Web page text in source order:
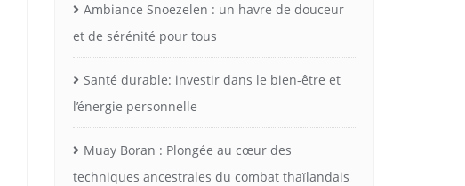
Ambiance Snoezelen : un havre de douceur
et de sérénité pour tous
Santé durable: investir dans le bien-être et
l’énergie personnelle
Muay Boran : Plongée au cœur des
techniques ancestrales du combat thaïlandais